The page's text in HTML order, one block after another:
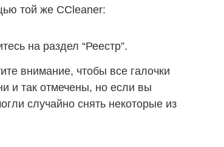
той же CCleaner:
на раздел “Реестр”.
внимание, чтобы все галочки
и так отмечены, но если вы
случайно снять некоторые из